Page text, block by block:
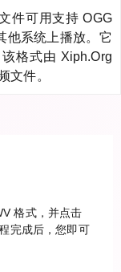
件可用支持 OGG
他系统上播放。它
格式由 Xiph.Org
文件。
格式，并点击
完成后，您即可